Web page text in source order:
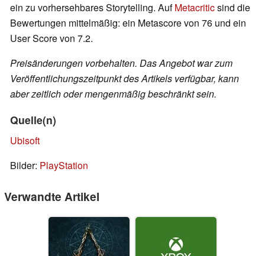
ein zu vorhersehbares Storytelling. AufMetacriticsind die
Bewertungen mittelmäßig: ein Metascore von 76 und ein
User Score von 7.2.
Preisänderungen vorbehalten. Das Angebot war zum
Veröffentlichungszeitpunkt des Artikels verfügbar, kann
aber zeitlich oder mengenmäßig beschränkt sein.
Quelle(n)
Ubisoft
Bilder: PlayStation
Verwandte Artikel